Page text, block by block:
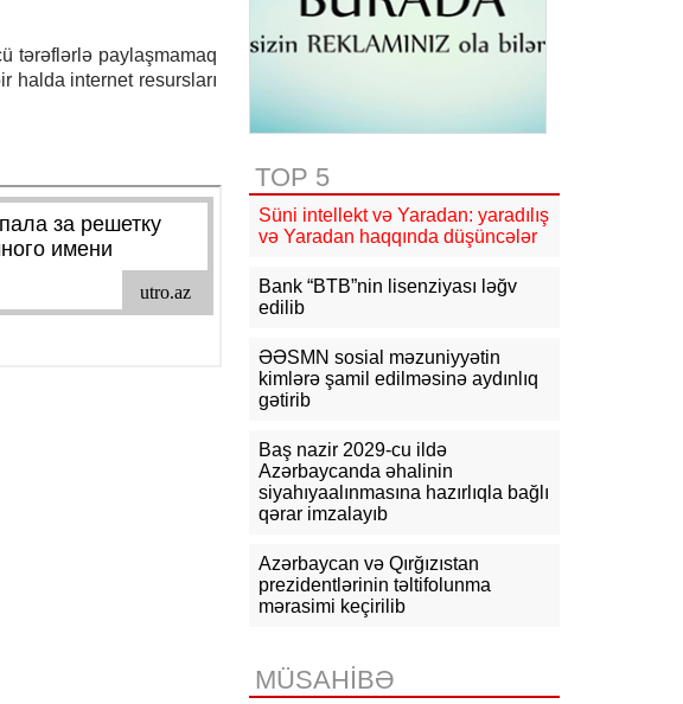
tərəflərlə paylaşmamaq
halda internet resursları
09:43 Rusiyadan Ermənistana
Azərbaycandan keçməklə 8 vaqon
buğda, 10 vaqon daş kömür
09:21ABŞ kəşfiyyatı Rusiya–NATO
müharibəsi ilə bağlı yeni
proqnozunu açıqlayıb
09:10 Qalibaf: ABŞ-nin İrana
genişmiqyaslı hücumu gözlənilir
08:57 Pezeşkian: ABŞ İranın tətbiq
edilən təzyiqlər nəticəsində süqut
edəcəyini düşünürdü
19:10 Məhəmməd Salah
“Trabzonspor”la iki illik müqavilə
imzalayıb, mövsümə 17 mln. avro
19:03 Rubinyan Matviyenkoya ixrac
məhdudiyyətlərindən narahatlığını
TOP 5
Süni intellekt və Yaradan: yaradılış
və Yaradan haqqında düşüncələr
Bank “BTB”nin lisenziyası ləğv
edilib
ƏƏSMN sosial məzuniyyətin
kimlərə şamil edilməsinə aydınlıq
gətirib
Baş nazir 2029-cu ildə
Azərbaycanda əhalinin
siyahıyaalınmasına hazırlıqla bağlı
qərar imzalayıb
Azərbaycan və Qırğızıstan
prezidentlərinin təltifolunma
mərasimi keçirilib
MÜSAHİBƏ